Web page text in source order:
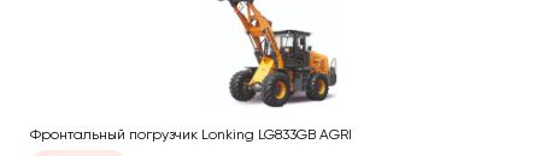
Фронтальный погрузчик Lonking LG833GB AGRI